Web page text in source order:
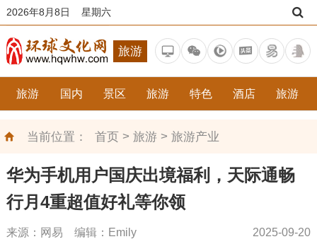
2026年8月8日 星期六
旅游
旅游 国内 景区 旅游 特色 酒店 旅游
当前位置： 首页> 旅游 > 旅游产业
华为手机用户国庆出境福利，天际通畅
行月4重超值好礼等你领
来源：网易 编辑：Emily 2025-09-20